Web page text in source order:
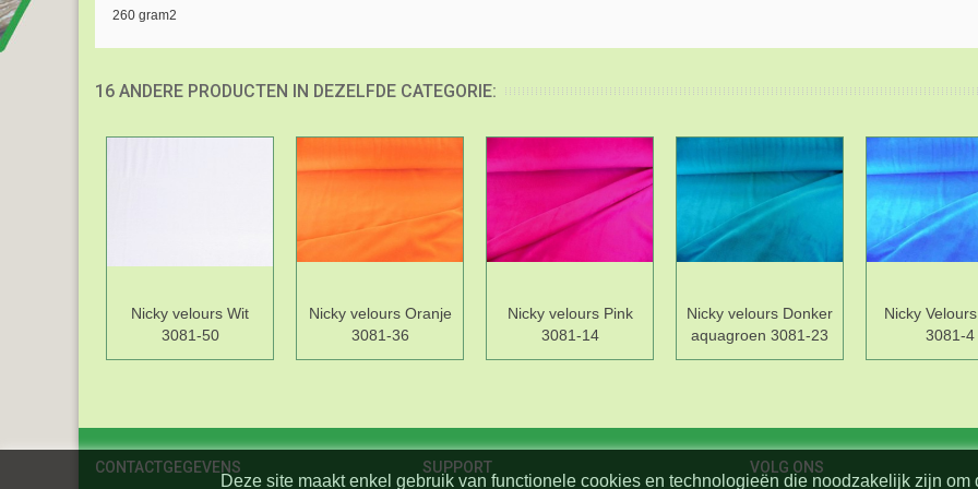
260 gram2
16 ANDERE PRODUCTEN IN DEZELFDE CATEGORIE:
Nicky velours Wit
3081-50
Nicky velours Oranje
3081-36
Nicky velours Pink
3081-14
Nicky velours Donker
aquagroen 3081-23
Nicky
3081-4
CONTACTGEGEVENS SUPPORT VOLG ONS
Deze site maakt enkel gebruik van functionele cookies en technologieën die noodzakelijk zijn